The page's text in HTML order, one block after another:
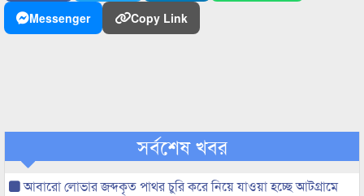
Messenger
Copy Link
সর্বশেষ খবর
আবারো লোভার জব্দকৃত পাথর চুরি করে নিয়ে যাওয়া হচ্ছে আটগ্রামে